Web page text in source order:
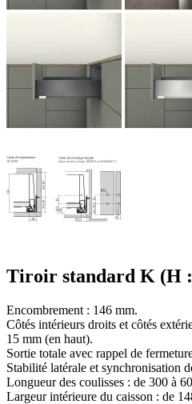
Tiroir standard K (H
Encombrement : 146 mm.
Côtés intérieurs droits et côtés
15 mm (en haut).
Sortie totale avec rappel de
Stabilité latérale et synchronisation
Longueur des coulisses : de 300 à
Largeur intérieure du caisson : de